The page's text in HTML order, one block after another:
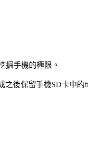
掘手機的極限。
後保留手機SD卡中的